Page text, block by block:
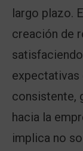
largo plazo.
creación de
expectativas
consistente,
hacia la
implica no